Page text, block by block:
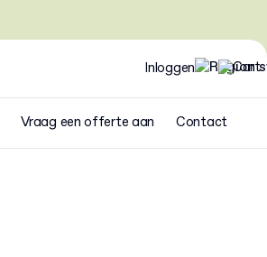
Inloggen
Vraag een offerte aan Contact